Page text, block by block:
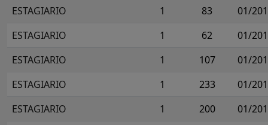
ESTAGIARIO
1 83
01/
ESTAGIARIO
1 62
01/
ESTAGIARIO
1 107
01/
ESTAGIARIO
1 233
01/
ESTAGIARIO
1 200
01/